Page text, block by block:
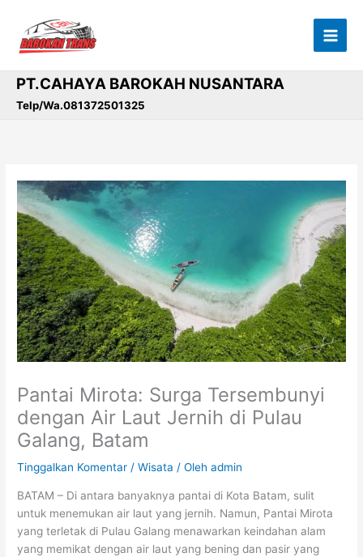
konten
PT.CAHAYA BAROKAH NUSANTARA
Telp/Wa.081372501325
Pantai Mirota: Surga Tersembunyi
dengan Air Laut Jernih di Pulau
Galang, Batam
Tinggalkan Komentar /Wisata / Olehadmin
BATAM – Di antara banyaknya pantai di Kota Batam, sulit
untuk menemukan air laut yang jernih. Namun, Pantai Mirota
yang terletak di Pulau Galang menawarkan keindahan alam
yang memikat dengan air laut yang bening dan pasir yang